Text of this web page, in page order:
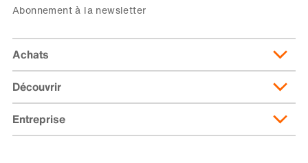
Abonnement à la newsletter
Achats
Livraison et frais de livraison
Abonnement de livraison
Moyens de paiement
Découvrir
Migusto
Entreprise